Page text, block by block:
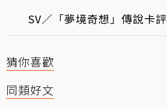
SV／「夢境奇想」傳說卡
猜你喜歡
同類好文